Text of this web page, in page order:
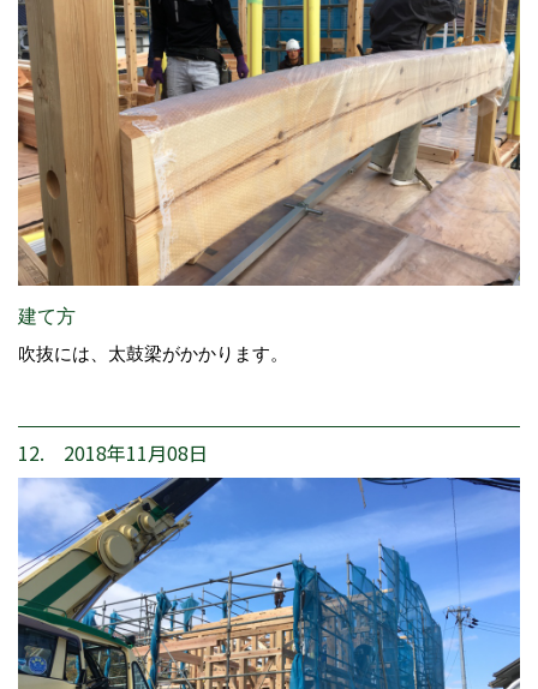
建て方
吹抜には、太鼓梁がかかります。
12. 2018年11月08日